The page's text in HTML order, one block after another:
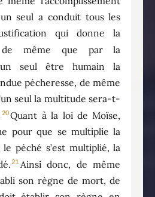
seul a conduit tous les
qui donne la
même que par la
seul être humain la
pécheresse, de même
seul la multitude sera-t-
20Quant à la loi de Moïse,
pour que se multiplie la
péché s’est multiplié, la
21 Ainsi donc, de même
son règne de mort, de